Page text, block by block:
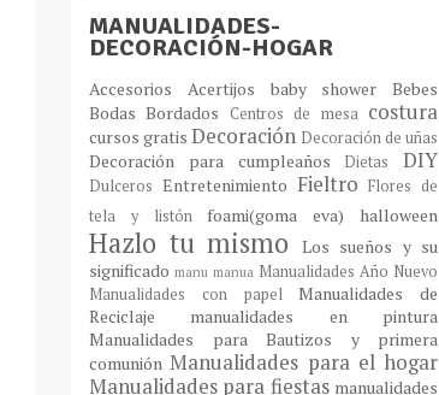
MANUALIDADES-
DECORACIÓN-HOGAR
Accesorios Acertijos baby shower Bebes
BodasBordados Centros de mesa costura
cursos gratis Decoración Decoración de uñas
Decoración para cumpleaños Dietas DIY
Dulceros Entretenimiento FieltroFlores de
tela y listón foami(goma eva) halloween
Hazlo tu mismo
Los sueños y su
significado manu manua Manualidades Año Nuevo
Manualidades con papelManualidades de
Reciclaje manualidades en pintura
Manualidades para Bautizos y primera
comuniónManualidades para el hogar
Manualidades para fiestas manualidades